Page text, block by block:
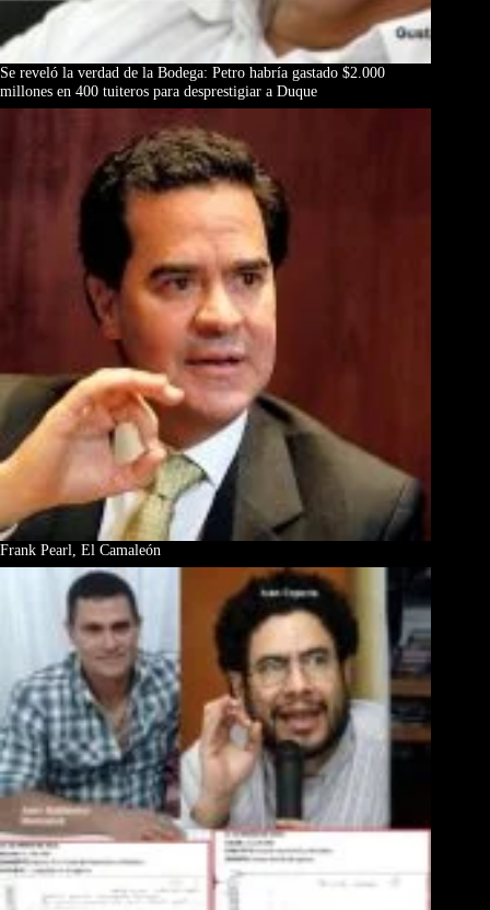
Se reveló la verdad de la Bodega: Petro habría gastado $2.000
millones en 400 tuiteros para desprestigiar a Duque
Frank Pearl, El Camaleón